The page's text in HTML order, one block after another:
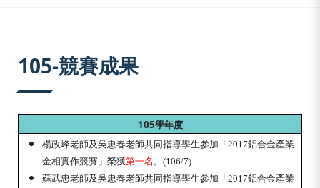
105-競賽成果
105學年度
楊政峰老師及吳忠春老師共同指導學生參加「2017鋁合金產業
金相實作競賽」榮獲第一名 。(106/7)
蘇武忠老師及吳忠春老師共同指導學生參加「2017鋁合金產業